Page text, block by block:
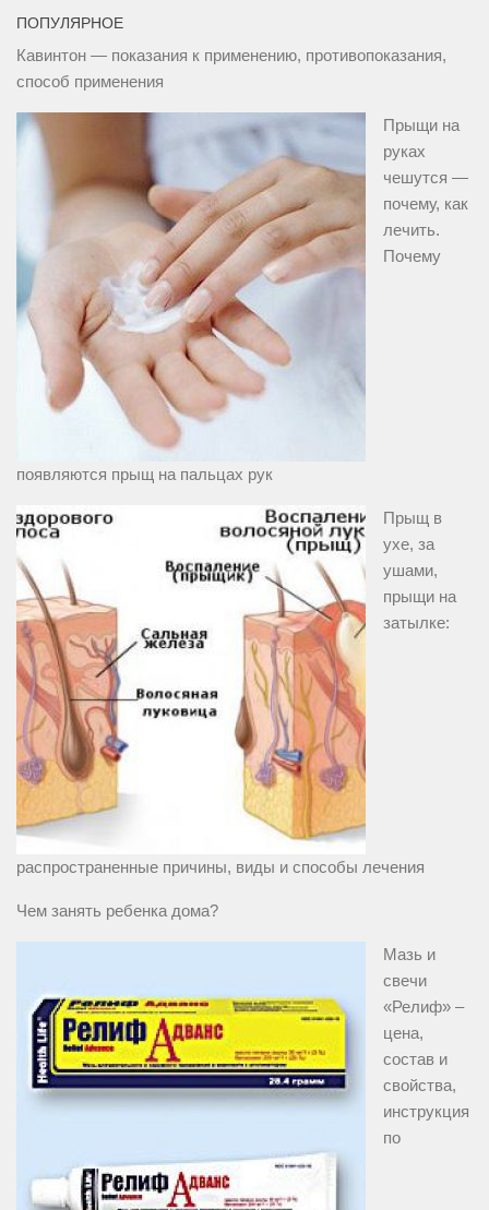
ПОПУЛЯРНОЕ
Кавинтон — показания к применению, противопоказания,
способ применения
Прыщи на
руках
чешутся —
почему, как
лечить.
Почему
появляются прыщ на пальцах рук
Прыщ в
ухе, за
ушами,
прыщи на
затылке:
распространенные причины, виды и способы лечения
Чем занять ребенка дома?
Мазь и
свечи
«Релиф» –
цена,
состав и
свойства,
инструкция
по